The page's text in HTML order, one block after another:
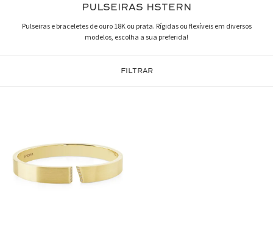
PULSEIRAS HSTERN
Pulseiras e braceletes de ouro 18K ou prata. Rígidas ou flexíveis em diversos
modelos, escolha a sua preferida!
FILTRAR